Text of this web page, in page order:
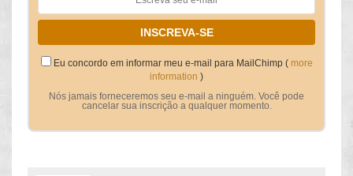
Eu concordo em informar meu e-mail para MailChimp ( more
information )
Nós jamais forneceremos seu e-mail a ninguém. Você pode
cancelar sua inscrição a qualquer momento.